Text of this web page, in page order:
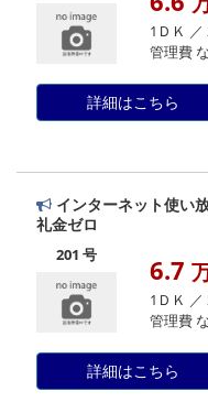
1ＤＫ ／
管理費
詳細はこちら
インターネット使い
礼金ゼロ
201 号 6.7
1ＤＫ ／
管理費
詳細はこちら